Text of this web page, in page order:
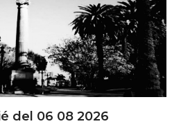
del 06 08 2026